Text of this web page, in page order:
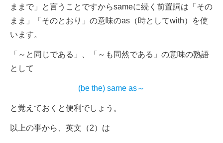
ままで」と言うことですからsameに続く前置詞は「その
まま」「そのとおり」の意味のas（時としてwith）を使
います。
「～と同じである」、「～も同然である」の意味の熟語
として
(be the) same as～
と覚えておくと便利でしょう。
以上の事から、英文（2）は